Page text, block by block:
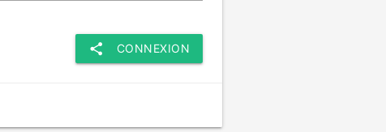
share CONNEXION